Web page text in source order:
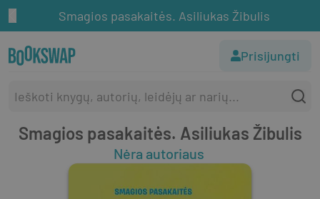
Smagios pasakaitės. Asiliukas Žibulis
Prisijungti
Smagios pasakaitės. Asiliukas Žibulis
Nėra autoriaus